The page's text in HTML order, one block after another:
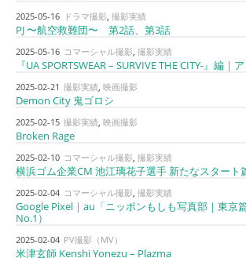
2025-05-16 ドラマ撮影, 撮影実績
PJ 〜航空救難団〜 第2話、第3話
2025-05-16 コマーシャル撮影, 撮影実績
『UA SPORTSWEAR – SURVIVE THE CITY-』編｜
2025-02-21 撮影実績, 映画撮影
Demon City 鬼ゴロシ
2025-02-15 撮影実績, 映画撮影
Broken Rage
2025-02-10 コマーシャル撮影, 撮影実績
横浜ゴム企業CM 池江璃花子選手 新たなスタート
2025-02-04 コマーシャル撮影, 撮影実績
Google Pixel｜au「ニッポンもしも写真部｜東京
No.1）
2025-02-04 PV撮影（MV）
米津玄師 Kenshi Yonezu – Plazma